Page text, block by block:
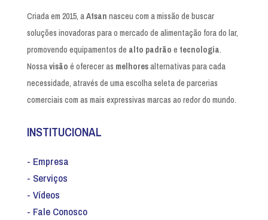
Criada em 2015, aAtsan nasceu com a missão de buscar
soluções inovadoras para o mercado de alimentação fora do lar,
promovendo equipamentos de alto padrão e tecnologia.
Nossavisão é oferecer as melhoresalternativas para cada
necessidade, através de uma escolha seleta de parcerias
comerciais com as mais expressivas marcas ao redor do mundo.
INSTITUCIONAL
- Empresa
- Serviços
- Vídeos
- Fale Conosco